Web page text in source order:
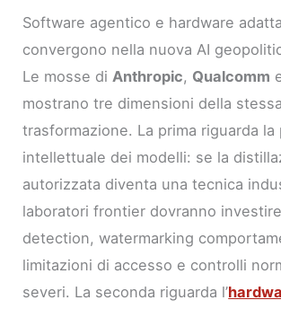
Software agentico e hardware
convergono nella nuova AI
Le mosse diAnthropic, Qualcomm
mostrano tre dimensioni della stessa
trasformazione. La prima riguarda la
intellettuale dei modelli: se la
autorizzata diventa una tecnica
laboratori frontier dovranno
detection, watermarking
limitazioni di accesso e controlli
severi. La seconda riguarda l’